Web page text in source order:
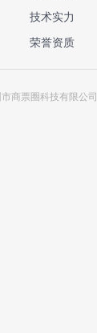
技术实力
荣誉资质
商票圈科技有限公司